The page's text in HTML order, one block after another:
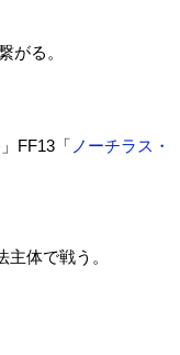
がる。
」FF13「 ノーチラス・
体で戦う。